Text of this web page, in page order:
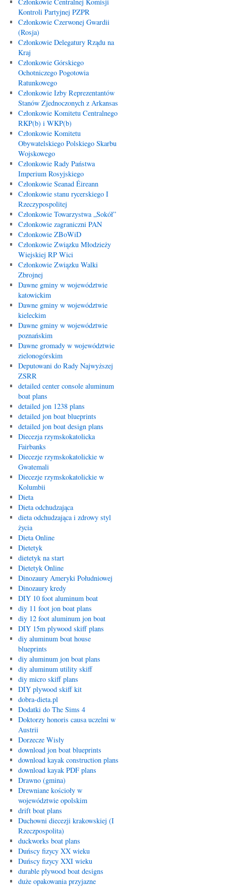
Kontroli Partyjnej PZPR
Członkowie Czerwonej Gwardii
(Rosja)
Członkowie Delegatury Rządu na
Kraj
Członkowie Górskiego
Ochotniczego Pogotowia
Ratunkowego
Członkowie Izby Reprezentantów
Stanów Zjednoczonych z Arkansas
Członkowie Komitetu Centralnego
RKP(b) i WKP(b)
Członkowie Komitetu
Obywatelskiego Polskiego Skarbu
Wojskowego
Członkowie Rady Państwa
Imperium Rosyjskiego
Członkowie Seanad Éireann
Członkowie stanu rycerskiego I
Rzeczypospolitej
Członkowie Towarzystwa „Sokół”
Członkowie zagraniczni PAN
Członkowie ZBoWiD
Członkowie Związku Młodzieży
Wiejskiej RP Wici
Członkowie Związku Walki
Zbrojnej
Dawne gminy w województwie
katowickim
Dawne gminy w województwie
kieleckim
Dawne gminy w województwie
poznańskim
Dawne gromady w województwie
zielonogórskim
Deputowani do Rady Najwyższej
ZSRR
detailed center console aluminum
boat plans
detailed jon 1238 plans
detailed jon boat blueprints
detailed jon boat design plans
Diecezja rzymskokatolicka
Fairbanks
Diecezje rzymskokatolickie w
Gwatemali
Diecezje rzymskokatolickie w
Kolumbii
Dieta
Dieta odchudzająca
dieta odchudzająca i zdrowy styl
życia
Dieta Online
Dietetyk
dietetyk na start
Dietetyk Online
Dinozaury Ameryki Południowej
Dinozaury kredy
DIY 10 foot aluminum boat
diy 11 foot jon boat plans
diy 12 foot aluminum jon boat
DIY 15m plywood skiff plans
diy aluminum boat house
blueprints
diy aluminum jon boat plans
diy aluminum utility skiff
diy micro skiff plans
DIY plywood skiff kit
dobra-dieta.pl
Dodatki do The Sims 4
Doktorzy honoris causa uczelni w
Austrii
Dorzecze Wisły
download jon boat blueprints
download kayak construction plans
download kayak PDF plans
Drawno (gmina)
Drewniane kościoły w
województwie opolskim
drift boat plans
Duchowni diecezji krakowskiej (I
Rzeczpospolita)
duckworks boat plans
Duńscy fizycy XX wieku
Duńscy fizycy XXI wieku
durable plywood boat designs
duże opakowania przyjazne